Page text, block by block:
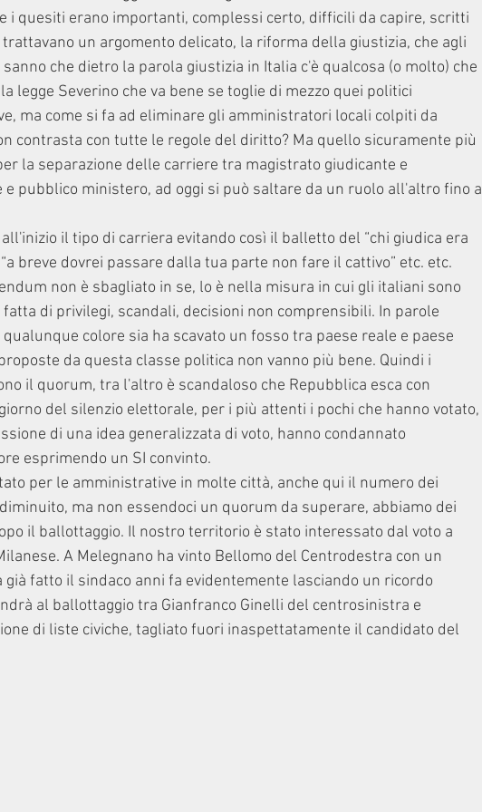
i quesiti erano importanti, complessi certo, difficili da capire, scritti
un argomento delicato, la riforma della giustizia, che agli
che dietro la parola giustizia in Italia c'è qualcosa (o molto) che
legge Severino che va bene se toglie di mezzo quei politici
ma come si fa ad eliminare gli amministratori locali colpiti da
contrasta con tutte le regole del diritto? Ma quello sicuramente più
la separazione delle carriere tra magistrato giudicante e
e pubblico ministero, ad oggi si può saltare da un ruolo all'altro fino a
il tipo di carriera evitando così il balletto del “chi giudica era
breve dovrei passare dalla tua parte non fare il cattivo” etc. etc.
non è sbagliato in se, lo è nella misura in cui gli italiani sono
di privilegi, scandali, decisioni non comprensibili. In parole
colore sia ha scavato un fosso tra paese reale e paese
da questa classe politica non vanno più bene. Quindi i
il quorum, tra l'altro è scandaloso che Repubblica esca con
del silenzio elettorale, per i più attenti i pochi che hanno votato,
di una idea generalizzata di voto, hanno condannato
esprimendo un SI convinto.
per le amministrative in molte città, anche qui il numero dei
ma non essendoci un quorum da superare, abbiamo dei
il ballottaggio. Il nostro territorio è stato interessato dal voto a
A Melegnano ha vinto Bellomo del Centrodestra con un
già fatto il sindaco anni fa evidentemente lasciando un ricordo
al ballottaggio tra Gianfranco Ginelli del centrosinistra e
di liste civiche, tagliato fuori inaspettatamente il candidato del